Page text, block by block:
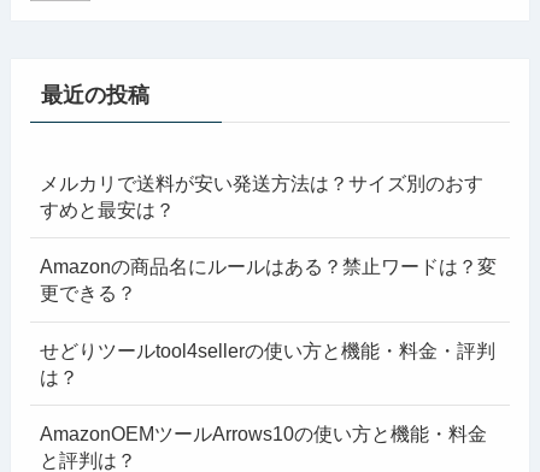
最近の投稿
メルカリで送料が安い発送方法は？サイズ別のおす
すめと最安は？
Amazonの商品名にルールはある？禁止ワードは？変
更できる？
せどりツールtool4sellerの使い方と機能・料金・評判
は？
AmazonOEMツールArrows10の使い方と機能・料金
と評判は？